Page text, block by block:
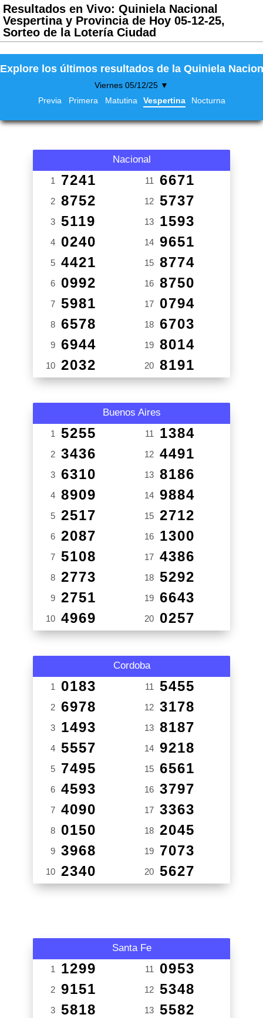
Resultados en Vivo: Quiniela Nacional
Vespertina y Provincia de Hoy 05-12-25,
Sorteo de la Lotería Ciudad
Explore los últimos resultados de la Quiniela
Viernes 05/12/25 ▼
Previa
Primera Matutina Vespertina Nocturna
Nacional
1 7241
2 8752
3 5119
4 0240
5 4421
6 0992
7 5981
8 6578
9 6944
10 2032
11 6671
12 5737
13 1593
14 9651
15 8774
16 8750
17 0794
18 6703
19 8014
20 8191
Buenos Aires
1 5255
2 3436
3 6310
4 8909
5 2517
6 2087
7 5108
8 2773
9 2751
10 4969
11 1384
12 4491
13 8186
14 9884
15 2712
16 1300
17 4386
18 5292
19 6643
20 0257
Cordoba
1 0183
2 6978
3 1493
4 5557
5 7495
6 4593
7 4090
8 0150
9 3968
10 2340
11 5455
12 3178
13 8187
14 9218
15 6561
16 3797
17 3363
18 2045
19 7073
20 5627
Santa Fe
1 1299
2 9151
3 5818
11 0953
12 5348
13 5582